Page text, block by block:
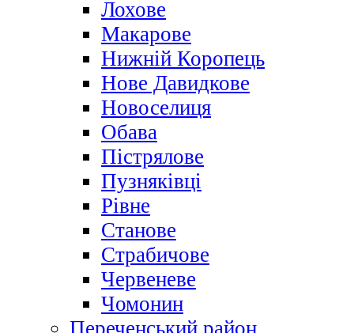
Лохове
Макарове
Нижній Коропець
Нове Давидкове
Новоселиця
Обава
Пістрялове
Пузняківці
Рівне
Станове
Страбичове
Червеневе
Чомонин